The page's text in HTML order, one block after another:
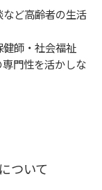
ど高齢者の生活
師・社会福祉
門性を活かしな
ついて